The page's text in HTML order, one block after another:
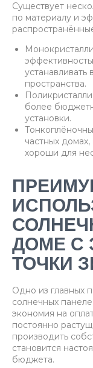
Существует
по материалу и
устанавливать
пространства.
более
установки.
частных
хороши для
ДОМЕ С
ТОЧКИ
Одно из главных
солнечных
экономия на
постоянно
производить
становится
бюджета.